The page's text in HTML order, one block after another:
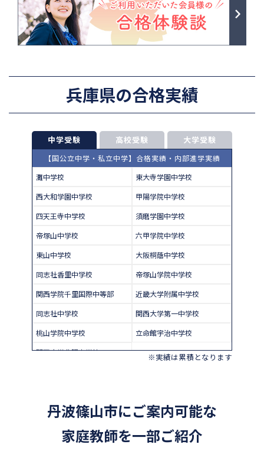
兵庫県の合格実績
中学受験 高校受験 大学受験
【国公立中学・私立中学】合格実績・内部進学実績
灘中学校
東大寺学園中学校
西大和学園中学校
甲陽学院中学校
四天王寺中学校
須磨学園中学校
帝塚山中学校
六甲学院中学校
東山中学校
大阪桐蔭中学校
同志社香里中学校
帝塚山学院中学校
関西学院千里国際中等部
近畿大学附属中学校
同志社中学校
関西大学第一中学校
桃山学院中学校
立命館宇治中学校
関西大学北陽中学校
※実績は累積となります
丹波篠山市にご案内可能な
家庭教師を一部ご紹介